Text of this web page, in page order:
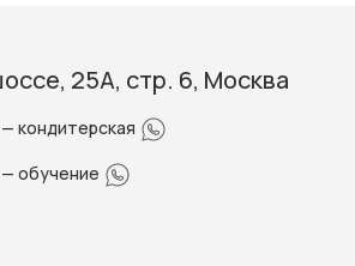
25А, стр. 6, Москва
— кондитерская
— обучение